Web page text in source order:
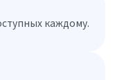
каждому.